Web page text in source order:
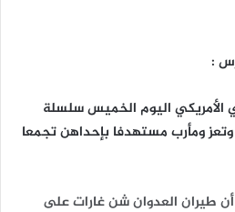
اليوم الخميس سلسلة
ومأرب مستهدفا بإحداهن تجمعا
طيران العدوان شن غارات على